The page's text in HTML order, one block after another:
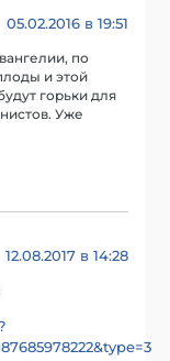
05.02.2016 в 19:51
по
и этой
горьки для
Уже
12.08.2017 в 14:28